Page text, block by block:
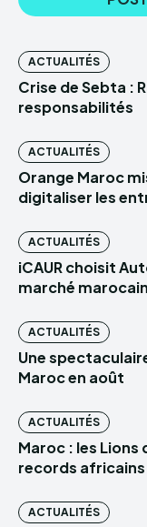
ACTUALITÉS
Crise de Sebta :
responsabilités
ACTUALITÉS
Orange Maroc
digitaliser les
ACTUALITÉS
iCAUR choisit
marché marocain
ACTUALITÉS
Une
Maroc en août
ACTUALITÉS
Maroc : les
records africains
ACTUALITÉS